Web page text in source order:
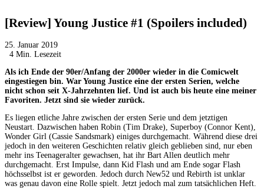
[Review] Young Justice #1 (Spoilers included)
25. Januar 2019
4 Min. Lesezeit
Als ich Ende der 90er/Anfang der 2000er wieder in die Comicwelt
eingestiegen bin. War Young Justice eine der ersten Serien, welche
nicht schon seit X-Jahrzehnten lief. Und ist auch bis heute eine meiner
Favoriten. Jetzt sind sie wieder zurück.
Es liegen etliche Jahre zwischen der ersten Serie und dem jetztigen
Neustart. Dazwischen haben Robin (Tim Drake), Superboy (Connor Kent),
Wonder Girl (Cassie Sandsmark) einiges durchgemacht. Während diese drei
jedoch in den weiteren Geschichten relativ gleich geblieben sind, nur eben
mehr ins Teenageralter gewachsen, hat ihr Bart Allen deutlich mehr
durchgemacht. Erst Impulse, dann Kid Flash und am Ende sogar Flash
höchsselbst ist er geworden. Jedoch durch New52 und Rebirth ist unklar
was genau davon eine Rolle spielt. Jetzt jedoch mal zum tatsächlichen Heft.